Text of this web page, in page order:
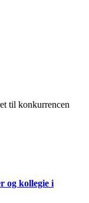
til konkurrencen
og kollegie i